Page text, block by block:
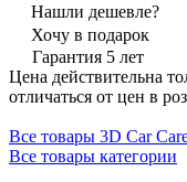
Нашли дешевле?
Хочу в подарок
Гарантия 5 лет
Цена действительна
отличаться от цен в
Все товары 3D Car
Все товары категории